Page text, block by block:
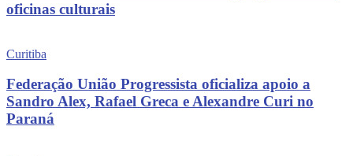
oficinas culturais
Curitiba
Federação União Progressista oficializa apoio a
Sandro Alex, Rafael Greca e Alexandre Curi no
Paraná